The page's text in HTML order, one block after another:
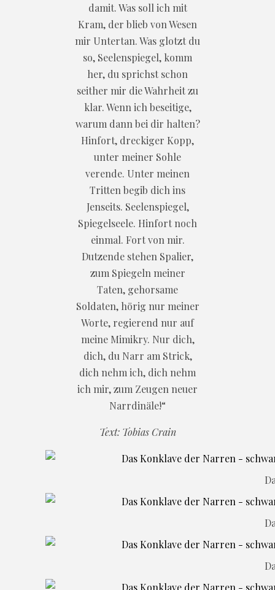
damit. Was soll ich mit
Kram, der blieb von Wesen
mir Untertan. Was glotzt du
so, Seelenspiegel, komm
her, du sprichst schon
seither mir die Wahrheit zu
klar. Wenn ich beseitige,
warum dann bei dir halten?
Hinfort, dreckiger Kopp,
unter meiner Sohle
verende. Unter meinen
Tritten begib dich ins
Jenseits. Seelenspiegel,
Spiegelseele. Hinfort noch
einmal. Fort von mir.
Dutzende stehen Spalier,
zum Spiegeln meiner
Taten, gehorsame
Soldaten, hörig nur meiner
Worte, regierend nur auf
meine Mimikry. Nur dich,
dich, du Narr am Strick,
dich nehm ich, dich nehm
ich mir, zum Zeugen neuer
Narrdinäle!“
Text: Tobias Crain